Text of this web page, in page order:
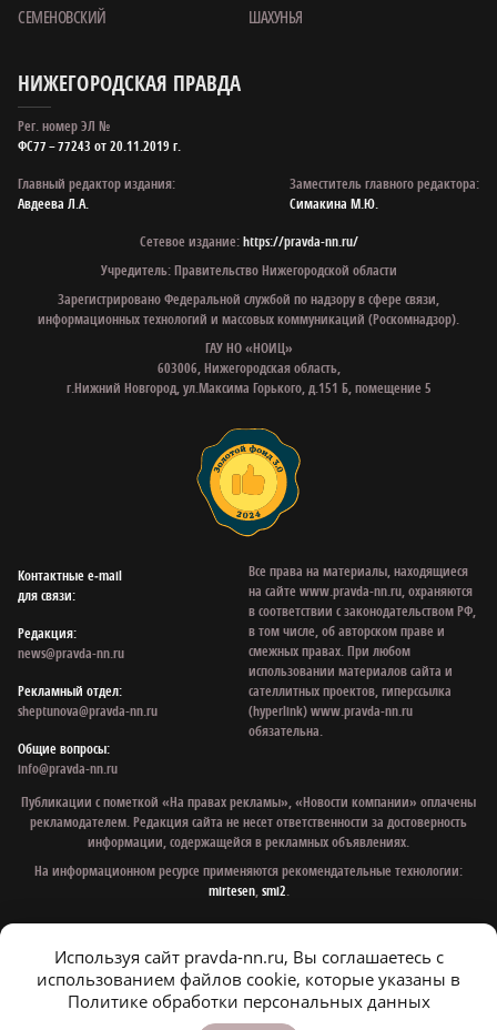
СЕМЕНОВСКИЙ
ШАХУНЬЯ
НИЖЕГОРОДСКАЯ ПРАВДА
Рег. номер ЭЛ №
ФС77 – 77243 от 20.11.2019 г.
Главный редактор издания:
Авдеева Л.А.
Заместитель главного редактора:
Симакина М.Ю.
Сетевое издание:https://pravda-nn.ru/
Учредитель: Правительство Нижегородской области
Зарегистрировано Федеральной службой по надзору в сфере связи,
информационных технологий и массовых коммуникаций (Роскомнадзор).
ГАУ НО «НОИЦ»
603006, Нижегородская область,
г.Нижний Новгород, ул.Максима Горького, д.151 Б, помещение 5
Контактные e‑mail
для связи:
Редакция:
news@pravda-nn.ru
Рекламный отдел:
sheptunova@pravda-nn.ru
Общие вопросы:
info@pravda-nn.ru
Все права на материалы, находящиеся
на сайте www.pravda-nn.ru, охраняются
в соответствии с законодательством РФ,
в том числе, об авторском праве и
смежных правах. При любом
использовании материалов сайта и
сателлитных проектов, гиперссылка
(hyperlink) www.pravda-nn.ru
обязательна.
Публикации с пометкой «На правах рекламы», «Новости компании» оплачены
рекламодателем. Редакция сайта не несет ответственности за достоверность
информации, содержащейся в рекламных объявлениях.
На информационном ресурсе применяются рекомендательные технологии:
mirtesen,smi2.
© 1997 - 2026 Газета «Нижегородская правда»
Политика конфиденциальности
Согласие на обработку персональных данных
Используя сайт pravda-nn.ru, Вы соглашаетесь с
использованием файлов cookie, которые указаны в
Политике обработки персональных данных